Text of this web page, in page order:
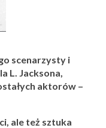
scenarzysty i
L. Jacksona,
aktorów –
ale też sztuka